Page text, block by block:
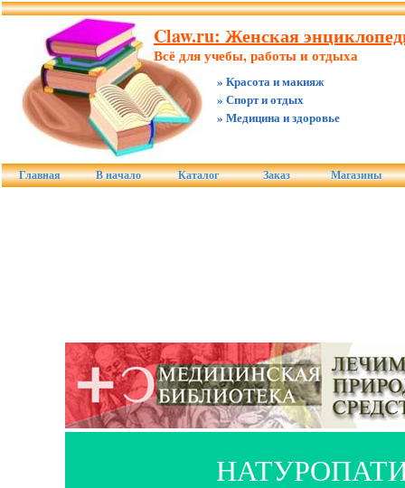
Claw.ru: Женская
Всё для учебы, работы и отдыха
» Красота и макияж
» Спорт и отдых
» Медицина и здоровье
Главная В начало Каталог Заказ Магазины